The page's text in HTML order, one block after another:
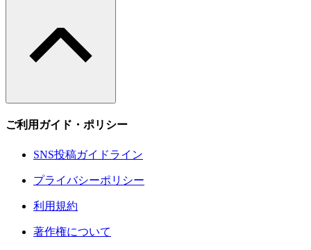
ご利用ガイド・ポリシー
SNS投稿ガイドライン
プライバシーポリシー
利用規約
著作権について